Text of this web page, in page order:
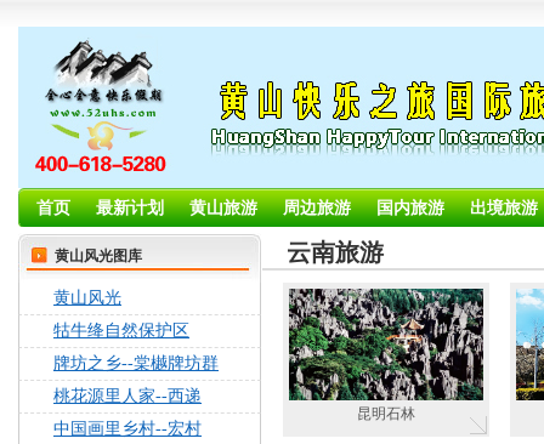
首页 最新计划 黄山旅游 周边旅游 国内旅游 出境旅游
黄山风光图库
黄山风光
牯牛绛自然保护区
牌坊之乡--棠樾牌坊群
桃花源里人家--西递
中国画里乡村--宏村
云南旅游
昆明石林